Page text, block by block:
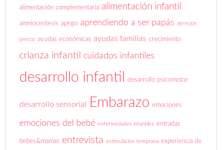
alimentación complementaria alimentación infantil
amniocentesis apego aprendiendo a ser papás atención
precoz ayudas económicas ayudas familias crecimiento
crianza infantil cuidados infantiles
desarrollo infantil desarrollo psicomotor
desarrollo sensorial Embarazo emociones
emociones del bebé enfermedades infantiles entradas
bebes&mamas entrevista estimulación temprana experiencia de